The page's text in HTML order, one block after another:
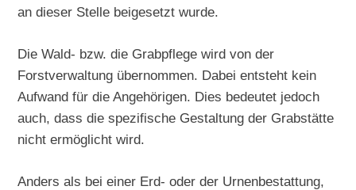
an dieser Stelle beigesetzt wurde.
Die Wald- bzw. die Grabpflege wird von der
Forstverwaltung übernommen. Dabei entsteht kein
Aufwand für die Angehörigen. Dies bedeutet jedoch
auch, dass die spezifische Gestaltung der Grabstätte
nicht ermöglicht wird.
Anders als bei einer Erd- oder der Urnenbestattung,